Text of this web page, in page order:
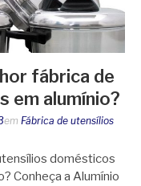
fábrica de
em alumínio?
em Fábrica de utensílios
domésticos
Conheça a Alumínio